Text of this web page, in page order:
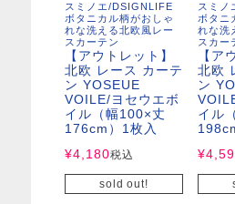
Disney（ディズニー）
ずっと使えるプロジェク
MILK HOME（ミルクホ
maison de reve
ミラーレースカーテンと
スミノエ/DSIGNLIFE
ボタニカル柄がおしゃ
れな洗える北欧風レー
スカーテン
【アウトレット】
北欧 レース カーテ
ン YOSEUE
VOILE/ヨセウエボ
イル（幅100×丈
176cm）1枚入
¥4,180税込
sold out!
スミノ
ボタニ
れな洗
スカー
【ア
北欧
ン
イル
¥